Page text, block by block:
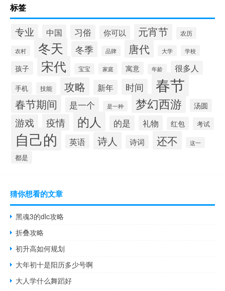
标签
专业 中国 习俗 你可以 元宵节 农历
农村 冬天 冬季 品牌 唐代 大学 学校
孩子 宋代 宝宝 家庭 寓意 年龄 很多人
手机 技能 攻略 新年 时间 春节
春节期间 是一个 是一种 梦幻西游 汤圆
游戏 疫情 的人 的是 礼物 红包 考试
自己的 英语 诗人 诗词 还不 这一
都是
猜你想看的文章
黑魂3的dlc攻略
折叠攻略
初升高如何规划
大年初十是阳历多少号啊
大人学什么舞蹈好